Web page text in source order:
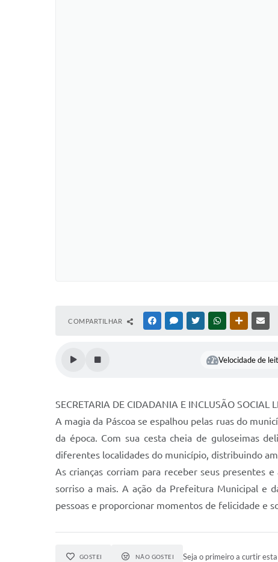
COMPARTILHAR FACEBOOKMESSENGER
TWITTERWHATSAPPOUTRAS
Velocidade de
SECRETARIA DE CIDADANIA E INCLUSÃO SOCIAL
A magia da Páscoa se espalhou pelas ruas do
da época. Com sua cesta cheia de guloseimas
diferentes localidades do município, distribuindo
As crianças corriam para receber seus presentes
sorriso a mais. A ação da Prefeitura Municipal e
pessoas e proporcionar momentos de felicidade e
GOSTEI NÃO GOSTEI Seja o primeiro a curtir